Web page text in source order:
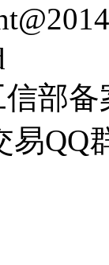
信部
易QQ